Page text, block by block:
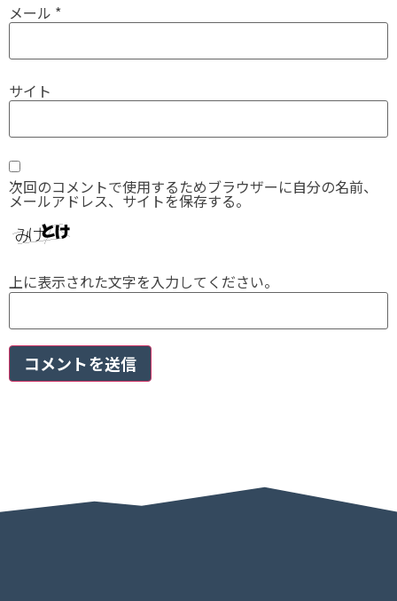
メール *
サイト
次回のコメントで使用するためブラウザーに自分の名前、
メールアドレス、サイトを保存する。
上に表示された文字を入力してください。